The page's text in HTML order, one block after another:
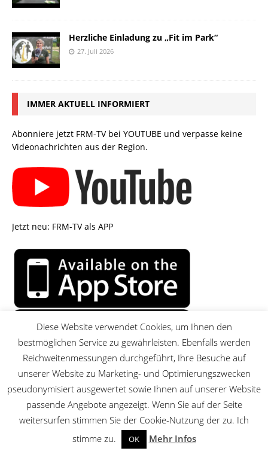
Herzliche Einladung zu „Fit im Park“
27. Juli 2026
IMMER AKTUELL INFORMIERT
Abonniere jetzt FRM-TV bei YOUTUBE und verpasse keine
Videonachrichten aus der Region.
Jetzt neu: FRM-TV als APP
MENU
© 2026 FRM-TV
Diese Website verwendet Cookies, um Ihnen den
bestmöglichen Service zu gewährleisten. Ebenfalls werden
Reichweitenmessungen durchgeführt, Ihre Besuche auf
unserer Website zu Marketing- und Optimierungszwecken
pseudonymisiert ausgewertet sowie Ihnen auf unserer Website
passende Angebote angezeigt. Wenn Sie auf der Seite
weitersurfen stimmen Sie der Cookie-Nutzung der zu. Ich
stimme zu.
OK Mehr Infos